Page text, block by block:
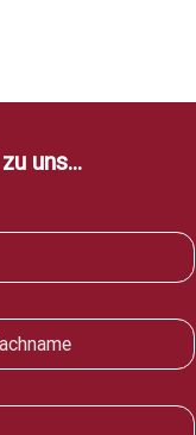
uns...